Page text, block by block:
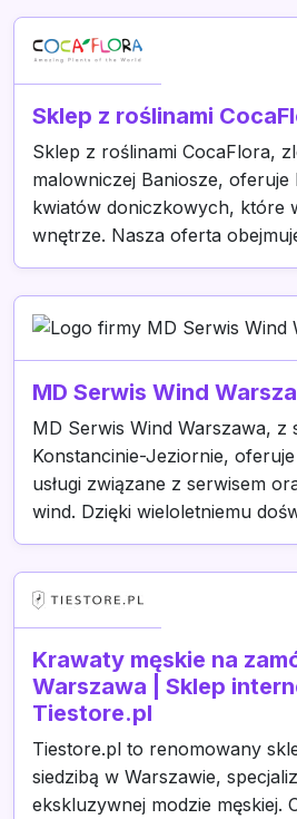
Sklep z roślinami
Sklep z roślinami CocaFlora,
malowniczej Baniosze,
kwiatów doniczkowych, które
wnętrze. Nasza oferta
MD Serwis Wind
MD Serwis Wind Warszawa, z
Konstancinie-Jeziornie,
usługi związane z serwisem
wind. Dzięki wieloletniemu
Krawaty męskie na
Warszawa | Sklep
Tiestore.pl
Tiestore.pl to renomowany
siedzibą w Warszawie,
ekskluzywnej modzie męskiej.